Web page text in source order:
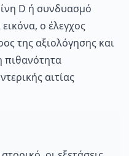
D ή συνδυασμό
ο έλεγχος
της αξιολόγησης και
πιθανότητα
αιτίας